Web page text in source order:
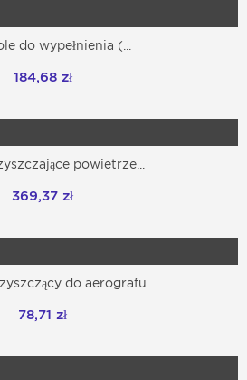
do wypełnienia (...
184,68 zł
powietrze...
369,37 zł
do aerografu
78,71 zł